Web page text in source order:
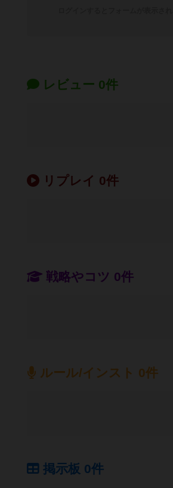
レビュー 0件
リプレイ 0件
戦略やコツ 0件
ルール/インスト 0件
掲示板 0件